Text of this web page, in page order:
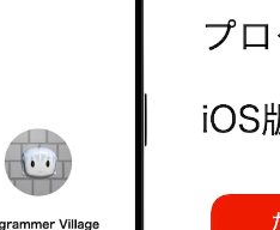
ビジネス・起業